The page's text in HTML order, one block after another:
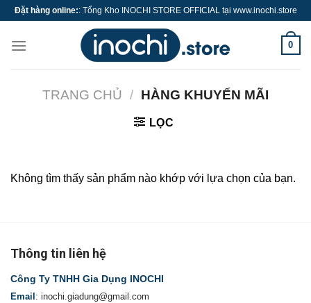
Skip
content
Đặt hàng online:: Tổng Kho INOCHI STORE OFFICIAL tại www.inochi.store
0
TRANG CHỦ / HÀNG KHUYẾN MÃI
LỌC
Không tìm thấy sản phẩm nào khớp với lựa chọn của bạn.
Thông tin liên hệ
Công Ty TNHH Gia Dụng INOCHI
Email : inochi.giadung@gmail.com